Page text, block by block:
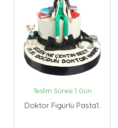
Teslim Süresi 1 Gün
Doktor Figürlü Pasta1.